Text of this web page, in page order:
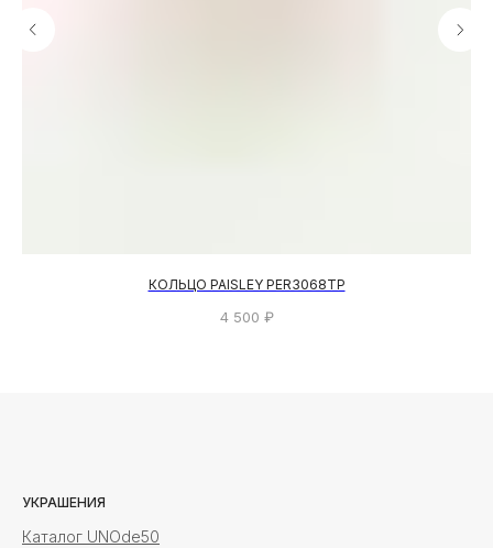
КОЛЬЦО PAISLEY PER3068TP
4 500 ₽
УКРАШЕНИЯ
Каталог UNOde50